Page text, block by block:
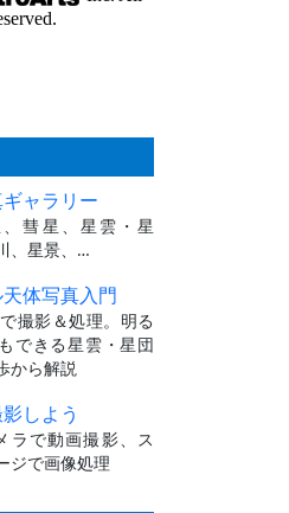
ャラリー
彗星、星雲・星
、星景、…
体写真入門
撮影＆処理。明る
できる星雲・星団
から解説
しよう
ラで動画撮影、ス
ジで画像処理